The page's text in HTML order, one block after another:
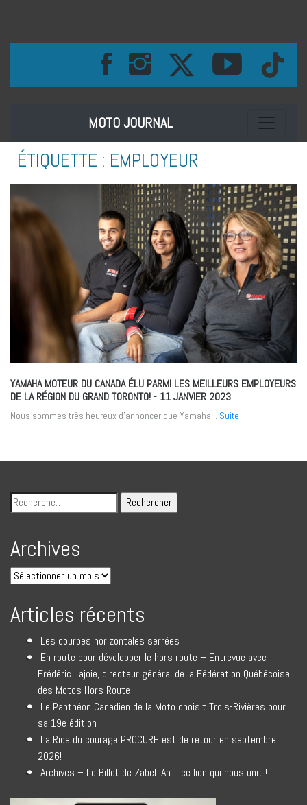
MOTO JOURNAL Toggle
ÉTIQUETTE : EMPLOYEUR
YAMAHA MOTEUR DU CANADA ÉLU PARMI LES MEILLEURS EMPLOYEURS
DE LA RÉGION DU GRAND TORONTO!- 11 JANVIER 2023
Nous sommes très heureux d’annoncer que Yamaha... Suite
Archives
Articles récents
Les courbes horizontales serrées
En route pour développer le hors route – Entrevue avec
Frédéric Lajoie, directeur général de la Fédération Québécoise
des Motos Hors Route
Le Panthéon Canadien de la Moto choisit Trois-Rivières pour
sa 19e édition
La Ride du courage PROCURE est de retour en septembre
2026!
Archives – Le Billet de Zabel. Ah… ce lien qui nous unit !